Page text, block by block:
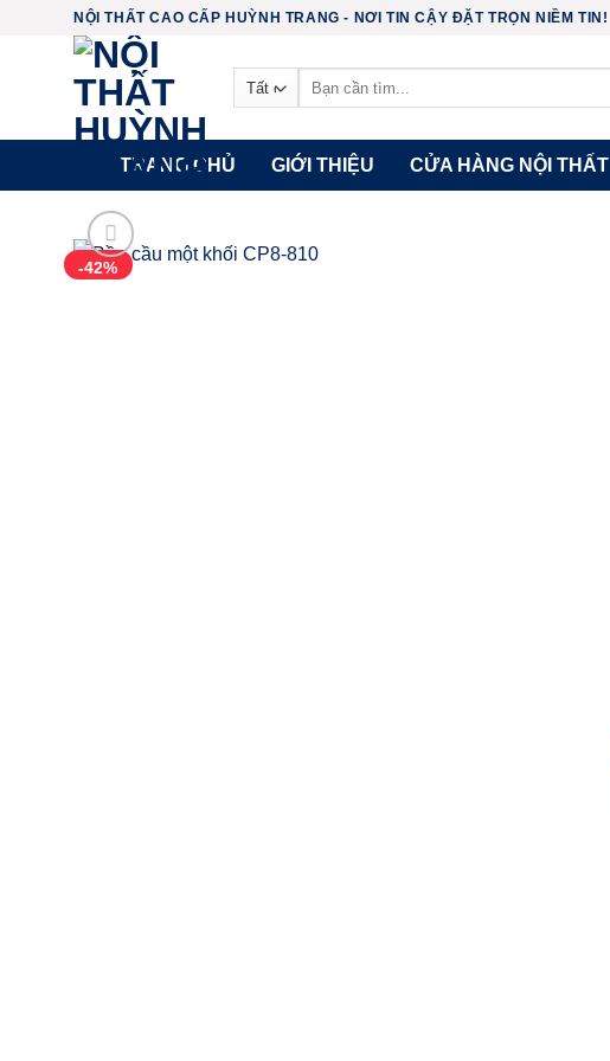
NỘI THẤT CAO CẤP HUỲNH TRANG - NƠI TIN CẬY ĐẶT TRỌN NIỀM TIN!
kiếm:
TRANG CHỦ GIỚI THIỆU CỬA HÀNG NỘI THẤT
-42%